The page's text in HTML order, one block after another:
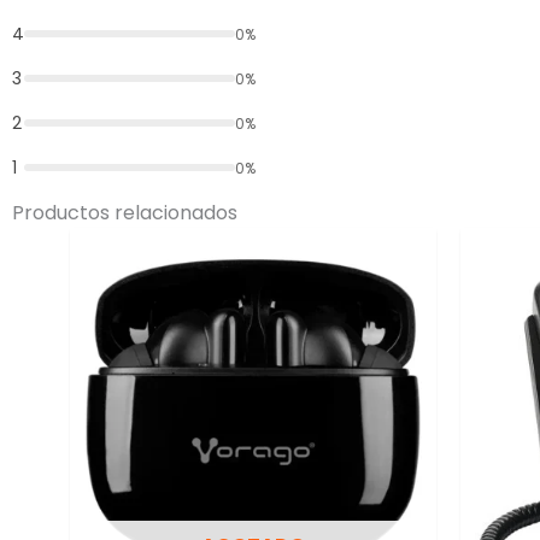
4 0%
3 0%
2 0%
1 0%
Productos relacionados